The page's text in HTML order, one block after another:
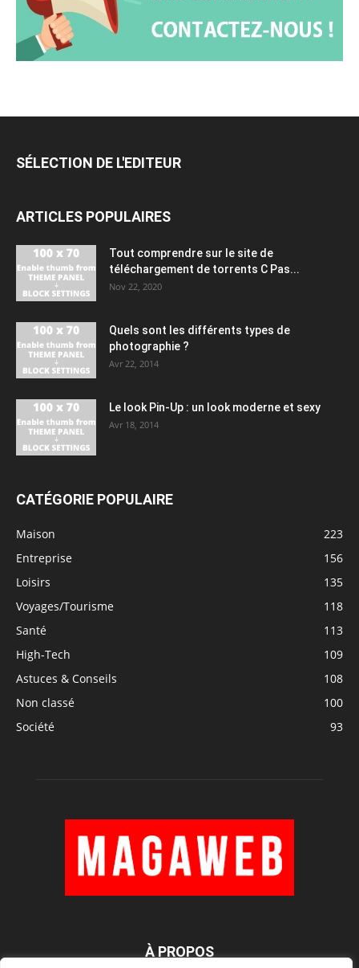
SÉLECTION DE L'EDITEUR
ARTICLES POPULAIRES
Tout comprendre sur le site de
téléchargement de torrents C Pas...
Nov 22, 2020
Quels sont les différents types de
photographie ?
Avr 22, 2014
Le look Pin-Up : un look moderne et sexy
Avr 18, 2014
CATÉGORIE POPULAIRE
Maison
223
Entreprise
156
Loisirs
135
Voyages/Tourisme
118
Santé
113
High-Tech
109
Astuces & Conseils
108
Non classé
100
Société
93
À PROPOS